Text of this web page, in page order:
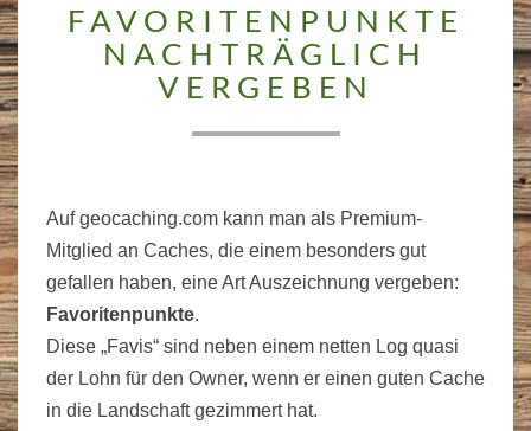
NACHTRÄGLICH
VERGEBEN
FAVORITENPUNKTE
NACHTRÄGLICH
VERGEBEN
Auf geocaching.com kann man als Premium-
Mitglied an Caches, die einem besonders gut
gefallen haben, eine Art Auszeichnung vergeben:
Favoritenpunkte.
Diese „Favis“ sind neben einem netten Log quasi
der Lohn für den Owner, wenn er einen guten Cache
in die Landschaft gezimmert hat.